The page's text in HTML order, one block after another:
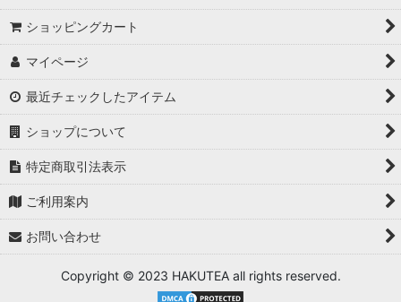
ショッピングカート
マイページ
最近チェックしたアイテム
ショップについて
特定商取引法表示
ご利用案内
お問い合わせ
Copyright © 2023 HAKUTEA all rights reserved.